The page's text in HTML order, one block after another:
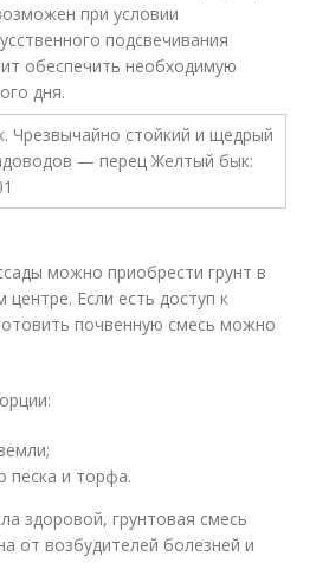
при условии
подсвечивания
обеспечить необходимую
дня.
можно приобрести грунт в
центре. Если есть доступ к
почвенную смесь можно
песка и торфа.
здоровой, грунтовая смесь
от возбудителей болезней и